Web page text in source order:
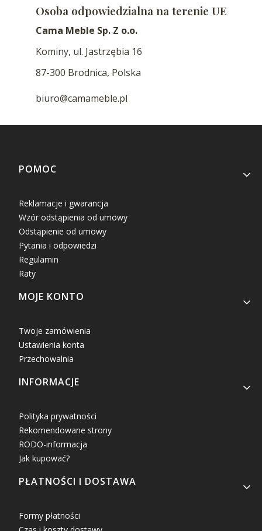
Osoba odpowiedzialna na terenie UE
Cama Meble Sp. Z o.o.
Kominy, ul. Jastrzębia 16
87-300 Brodnica, Polska
biuro@camameble.pl
Linki w stopce
POMOC
Reklamacje i gwarancja
Wzór odstąpienia od umowy
Odstąpienie od umowy
Pytania i odpowiedzi
Regulamin
Raty
MOJE KONTO
Twoje zamówienia
Ustawienia konta
Przechowalnia
INFORMACJE
Polityka prywatności
Rekomendowane strony
RODO-informacja
Jak kupować?
PŁATNOŚCI I DOSTAWA
Formy płatności